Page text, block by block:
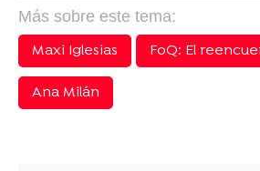
Más sobre este tema:
Maxi Iglesias
FoQ: El
Ana Milán